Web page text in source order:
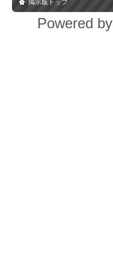
掲示板トップ
Powered by